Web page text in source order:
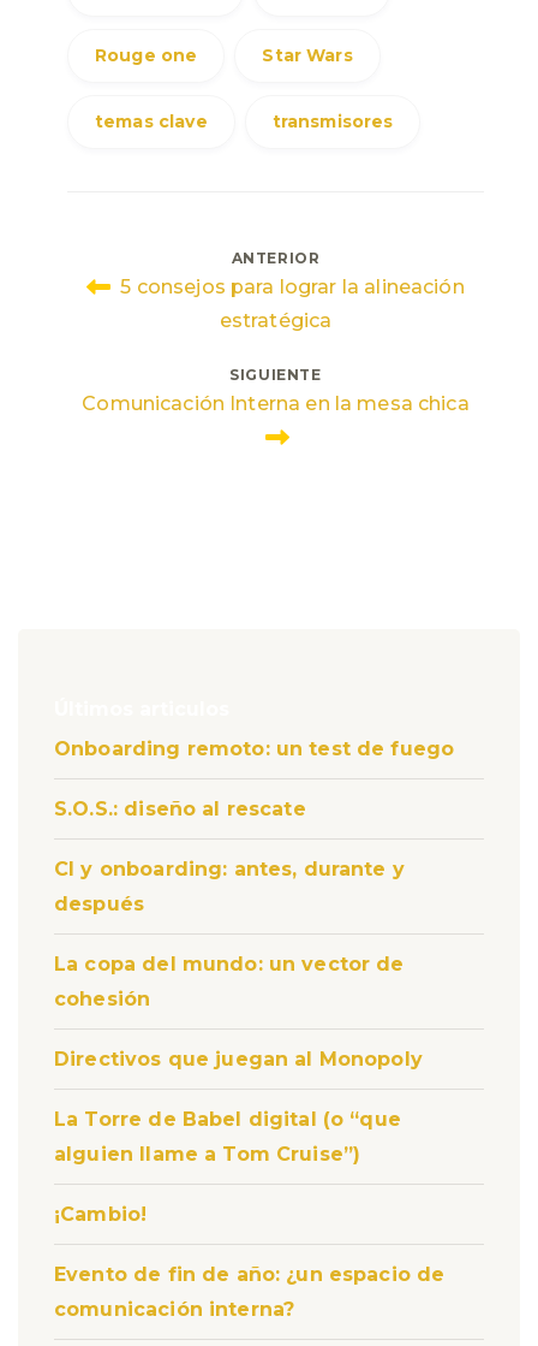
Rouge one Star Wars
temas clave transmisores
Navegación
entradas
ANTERIOR
5 consejos para lograr la alineación
estratégica
SIGUIENTE
Comunicación Interna en la mesa chica
Onboarding remoto: un test de fuego
S.O.S.: diseño al rescate
CI y onboarding: antes, durante y
después
La copa del mundo: un vector de
cohesión
Directivos que juegan al Monopoly
La Torre de Babel digital (o “que
alguien llame a Tom Cruise”)
¡Cambio!
Evento de fin de año: ¿un espacio de
comunicación interna?